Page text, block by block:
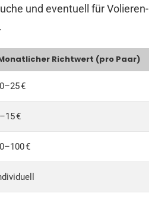
und eventuell für Volieren-
Richtwert (pro Paar)
€
€
€